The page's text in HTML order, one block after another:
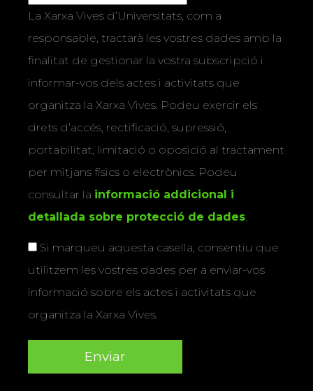
La Xarxa Vives d’Universitats, com a
responsable, tractarà les vostres dades amb la
finalitat de gestionar la vostra subscripció i
informar-vos dels actes i activitats que
organitza la Xarxa Vives. Podeu exercir els
drets d’accés, rectificació, supressió,
portabilitat, limitació o oposició al tractament
per mitjans físics o electrònics. Podeu
consultar la informació addicional i
detallada sobre protecció de dades.
Si marqueu aquesta casella, consentiu que
utilitzem les vostres dades per a enviar-vos
informació sobre els actes i activitats que
organitza la Xarxa Vives.